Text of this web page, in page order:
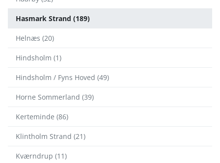
Hasmark Strand (189)
Helnæs (20)
Hindsholm (1)
Hindsholm / Fyns Hoved (49)
Horne Sommerland (39)
Kerteminde (86)
Klintholm Strand (21)
Kværndrup (11)